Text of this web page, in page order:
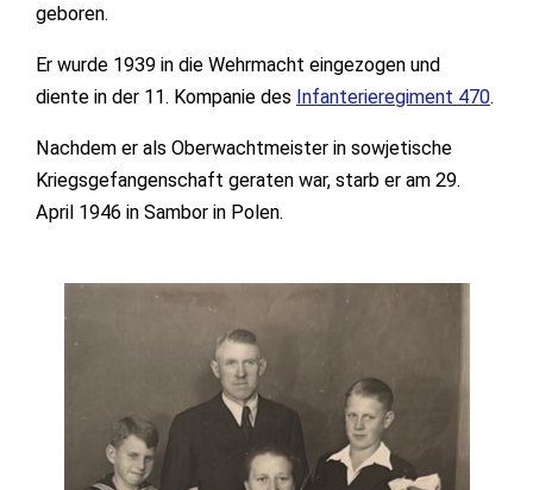
geboren.
Er wurde 1939 in die Wehrmacht eingezogen und
diente in der 11. Kompanie des Infanterieregiment 470.
Nachdem er als Oberwachtmeister in sowjetische
Kriegsgefangenschaft geraten war, starb er am 29.
April 1946 in Sambor in Polen.